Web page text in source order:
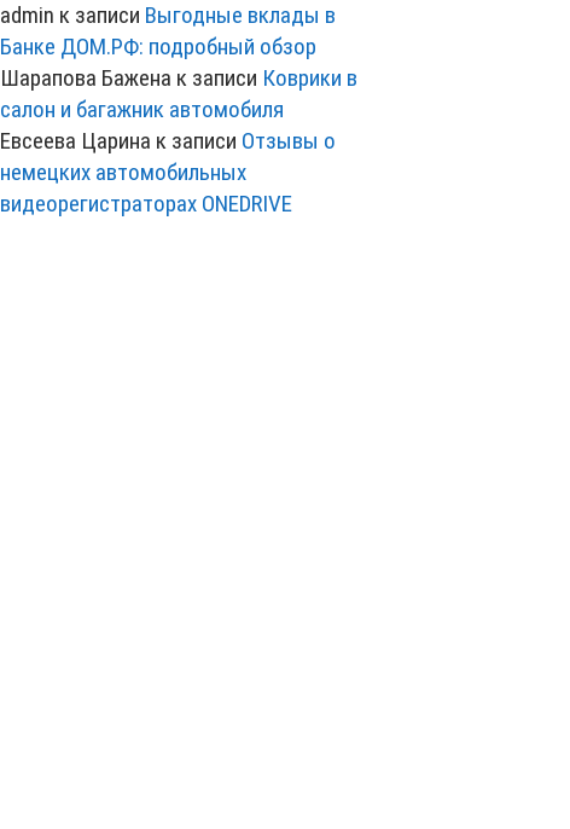
admin к записи Выгодные вклады в
Банке ДОМ.РФ: подробный обзор
Шарапова Бажена к записи Коврики в
салон и багажник автомобиля
Евсеева Царина к записи Отзывы о
немецких автомобильных
видеорегистраторах ONEDRIVE